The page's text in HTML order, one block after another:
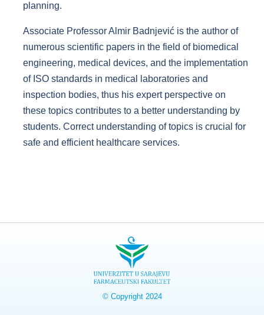
planning.
Associate Professor Almir Badnjević is the author of
numerous scientific papers in the field of biomedical
engineering, medical devices, and the implementation
of ISO standards in medical laboratories and
inspection bodies, thus his expert perspective on
these topics contributes to a better understanding by
students. Correct understanding of topics is crucial for
safe and efficient healthcare services.
© Copyright 2024